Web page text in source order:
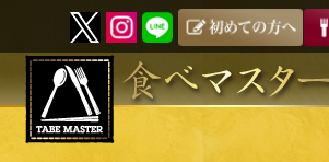
SKIP